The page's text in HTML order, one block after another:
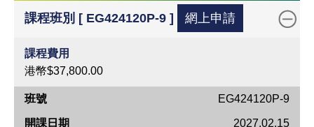
課程班別 [ EG424120P-9 ] 網上申請
課程費用
港幣$37,800.00
班
號
EG424120P-9
2027.02.15